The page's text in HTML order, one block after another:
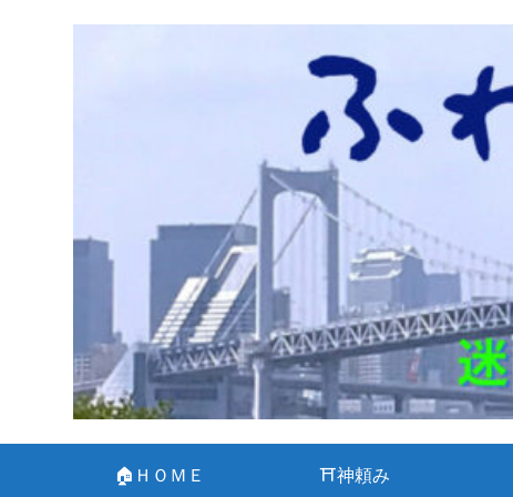
🏠ＨＯＭＥ ⛩神頼み